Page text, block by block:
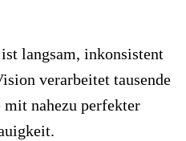
langsam, inkonsistent
verarbeitet tausende
nahezu perfekter